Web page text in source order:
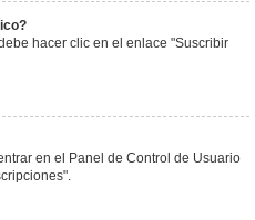
hacer clic en el enlace "Suscribir
en el Panel de Control de Usuario